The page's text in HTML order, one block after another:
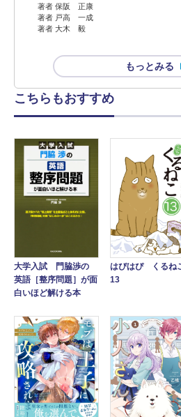
著者 保阪 正康
著者 戸高 一成
著者 大木 毅
もっとみる
こちらもおすすめ
大学入試 門脇渉の
英語［整序問題］が面
白いほど解ける本
はぴはぴ くるね
13